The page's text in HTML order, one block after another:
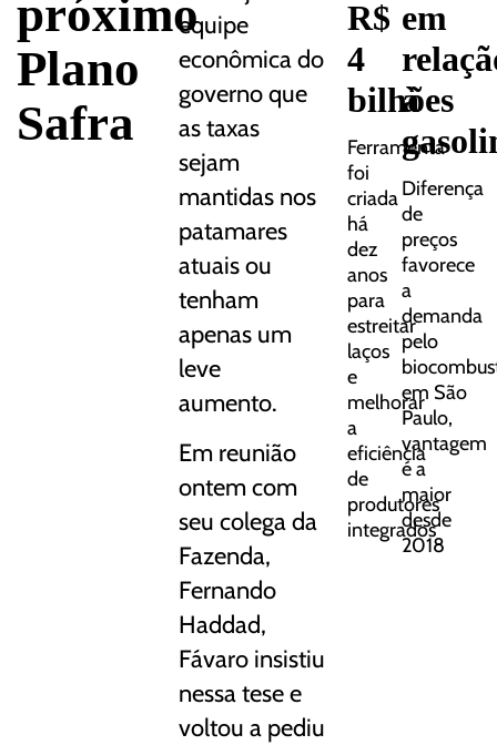
próximo
Plano
Safra
equipe
econômica do
governo que
as taxas
sejam
mantidas nos
patamares
atuais ou
tenham
apenas um
leve
aumento.
Em reunião
ontem com
seu colega da
Fazenda,
Fernando
Haddad,
Fávaro insistiu
nessa tese e
voltou a pediu
R$
4
bilhões
Ferramenta
foi
criada
há
dez
anos
para
estreitar
laços
e
melhorar
a
eficiência
de
produtores
integrados
em
à
Diferença
de
preços
favorece
a
demanda
pelo
em São
Paulo,
vantagem
é a
maior
desde
2018